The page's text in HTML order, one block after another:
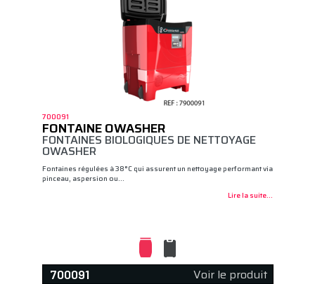
700091
FONTAINE OWASHER
FONTAINES BIOLOGIQUES DE NETTOYAGE
OWASHER
Fontaines régulées à 38°C qui assurent un nettoyage performant via
pinceau, aspersion ou…
Lire la suite...
700091 Voir le produit